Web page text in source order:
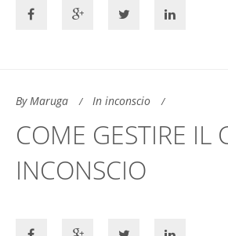
By Maruga In inconscio
COME GESTIRE IL
INCONSCIO